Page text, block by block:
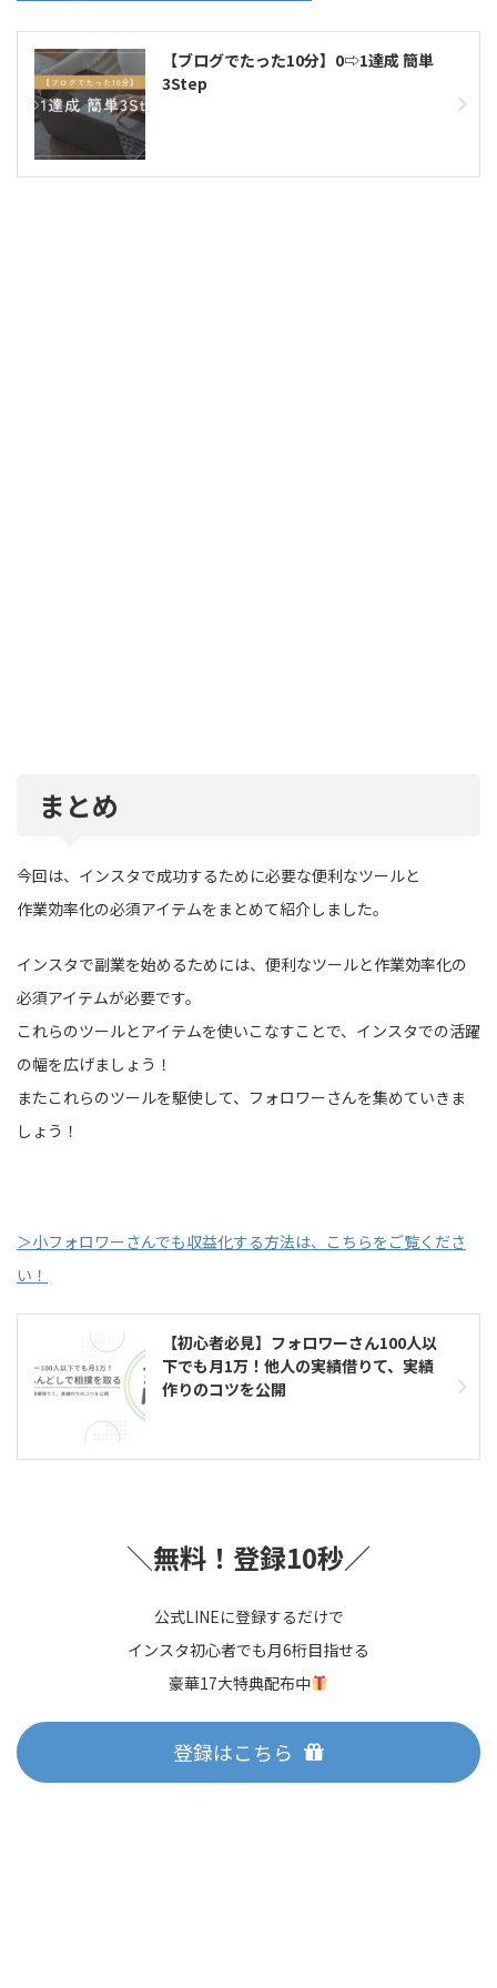
【ブログでたった10分】0⇨1達成 簡単
3Step
まとめ
今回は、インスタで成功するために必要な便利なツールと
作業効率化の必須アイテムをまとめて紹介しました。
インスタで副業を始めるためには、便利なツールと作業効率化の
必須アイテムが必要です。
これらのツールとアイテムを使いこなすことで、インスタでの活躍
の幅を広げましょう！
またこれらのツールを駆使して、フォロワーさんを集めていきま
しょう！
＞小フォロワーさんでも収益化する方法は、こちらをご覧くださ
い！
【初心者必見】フォロワーさん100人以
下でも月1万！他人の実績借りて、実績
作りのコツを公開
＼無料！登録10秒／
公式LINEに登録するだけで
インスタ初心者でも月6桁目指せる
豪華17大特典配布中
登録はこちら